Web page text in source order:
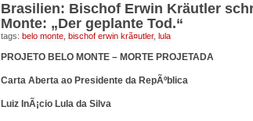
Brasilien: Bischof Erwin Kräutler
Monte: „Der geplante Tod.“
tags: belo monte bischof erwin krã¤utler, lula
PROJETO BELO MONTE – MORTE PROJETADA
Carta Aberta ao Presidente da RepÃºblica
Luiz InÃ¡cio Lula da Silva